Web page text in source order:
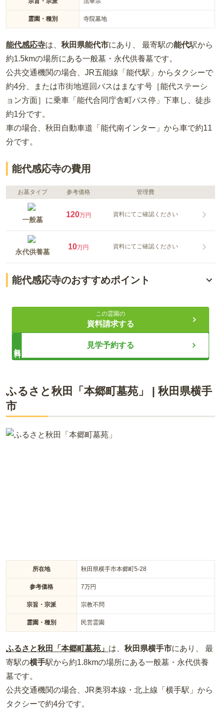
す。 駐車場からバリアフリー設計になっており、家族そろって
霊園・種別 寺院墓地
能代感応寺は、 秋田県能代市にあり、 最寄駅の能代駅から
約1.5kmの場所にある一般墓・永代供養墓です。
公共交通機関の場合 、JR五能線「能代駅」からタクシーで
約4分、または市街地巡回バスはまなす号［能代ステーシ
ョン方面］に乗車「能代合同庁舎町バス停」下車し、徒歩
約1分です。
車の場合 、秋田自動車道「能代南インター」から車で約11
分です。
能代感応寺の費用
お墓タイプ 参考価格 管理費
一般墓
120万円 資料にてご確認ください
永代供養墓
10万円 資料にてご確認ください
能代感応寺のおすすめポイント
緑豊かで穏やかな環境
明治42年に開創された、地域住民の「供養と祈願の寺」として
れた空間で、本堂に隣接しています。共同墓「結縁の塔」は他
この霊園の
資料請求する
見学予約する
ふるさと秋田「本郷町墓苑」 | 秋田県横手
市
所在地 秋田県横手市本郷町5-28
参考価格 7万円
宗旨・宗派 宗教不問
霊園・種別 民営霊園
ふるさと秋田「本郷町墓苑」 は、 秋田県横手市にあり、 最
寄駅の横手駅から約1.8kmの場所にある一般墓・永代供養
墓です。
公共交通機関の場合、JR奥羽本線・北上線「横手駅」から
タクシーで約4分です。